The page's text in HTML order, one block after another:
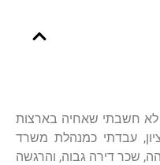
אני בת 29, ובחיים לא חשבתי שאחיה בארצות
עבדתי כמנהלת משרד
שכר דירה גבוה, והרגשה